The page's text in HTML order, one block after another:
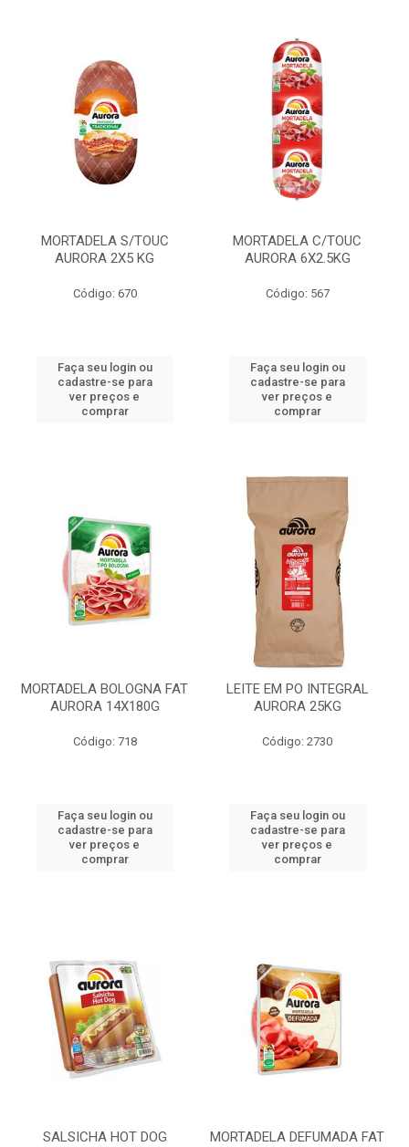
MORTADELA S/TOUC
AURORA 2X5 KG
Código: 670
Faça seu login ou
cadastre-se para
ver preços e
comprar
MORTADELA C/TOUC
AURORA 6X2.5KG
Código: 567
Faça seu login ou
cadastre-se para
ver preços e
comprar
MORTADELA BOLOGNA FAT
AURORA 14X180G
Código: 718
Faça seu login ou
cadastre-se para
ver preços e
comprar
LEITE EM PO INTEGRAL
AURORA 25KG
Código: 2730
Faça seu login ou
cadastre-se para
ver preços e
comprar
SALSICHA HOT DOG
MORTADELA DEFUMADA FAT